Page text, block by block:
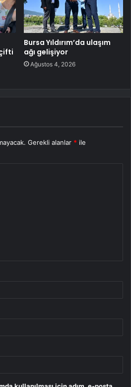
Bursa Yıldırım’da ulaşım
ağı gelişiyor
Ağustos 4, 2026
Gerekli alanlar * ile